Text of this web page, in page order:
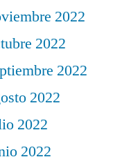
2022
2022
2022
2022
2022
2022